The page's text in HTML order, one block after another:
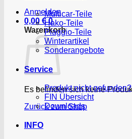
Anmelden
0,00 € 0
Warenkorb
Es befinden sich keine
Zurück zum Shop
Multicar-Teile
Hako-Teile
Piaggio-Teile
Winterartikel
Sonderangebote
Service
Produkt nicht gefunden?
FIN Übersicht
Downloads
INFO